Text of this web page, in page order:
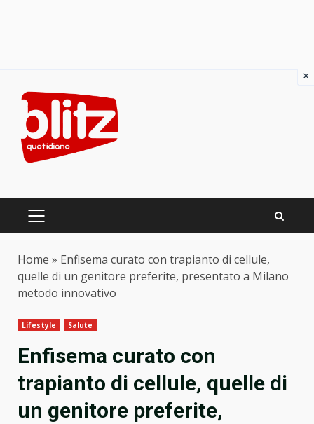
content
PRIMARY
Home » Enfisema curato con trapianto di cellule,
quelle di un genitore preferite, presentato a Milano
metodo innovativo
Lifestyle Salute
Enfisema curato con
trapianto di cellule, quelle di
un genitore preferite,
×